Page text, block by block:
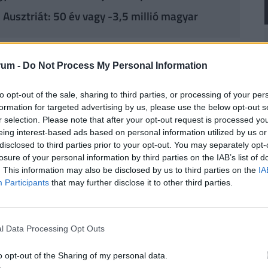
- Do Not Process My Personal Information
opt-out of the sale, sharing to third parties, or processing of your
for targeted advertising by us, please use the below opt-out
selection. Please note that after your opt-out request is processed
interest-based ads based on personal information utilized by us
to third parties prior to your opt-out. You may separately
of your personal information by third parties on the IAB’s list of
This information may also be disclosed by us to third parties on the
Participants that may further disclose it to other third parties.
Data Processing Opt Outs
opt-out of the Sharing of my personal data.
50 év vagy -3,5 millió magyar
folyamatok jelentősen átformálták a piacot.
míg az építőiparban elsősorban azok a
időben átváltottak a
áruszállítást egyre inkább az
fel. A hazai autókereskedelemben a kínai
változásokat, így a jó ár-érték arányú
stratégiai előnynek számít.
vállalkozók egy része az aktív cégépítés
olyan kisebb, operatív feladatokkal nem
az élelmiszeripari réspiacok vagy a
sok területen még gyerekcipőben jár,
használata vagy a megújuló